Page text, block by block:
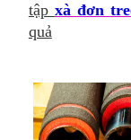
tập xà đơn
quả